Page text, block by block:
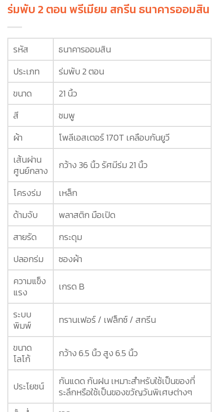
ร่มพับ 2 ตอน พรีเมียม สกรีน ธนาคารออมสิน
รหัส
ธนาคารออมสิน
ประเภท
ร่มพับ 2 ตอน
ขนาด
21 นิ้ว
สี
ชมพู
ผ้า
โพลีเอสเตอร์ 170T เคลือบกันยูวี
เส้นผ่าน
ศูนย์กลาง
กว้าง 36 นิ้ว รัศมีร่ม 21 นิ้ว
โครงร่ม
เหล็ก
ด้ามจับ
พลาสติก มือเปิด
สายรัด
กระดุม
ปลอกร่ม
ซองผ้า
ความแข็ง
แรง
เกรด B
ระบบ
พิมพ์
ทรานเฟอร์ / เฟล็กซ์ / สกรีน
ขนาด
โลโก้
กว้าง 6.5 นิ้ว สูง 6.5 นิ้ว
ประโยชน์
กันแดด กันฝน เหมาะสำหรับใช้เป็นของที่
ระลึกหรือใช้เป็นของขวัญวันพิเศษต่างๆ